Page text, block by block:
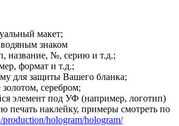
макет;
знаком
название, №, серию и т.д.;
формат и т.д.;
для защиты Вашего бланка;
серебром;
элемент под УФ (например, логотип)
печать наклейку, примеры смотреть по
production/hologram/hologram/